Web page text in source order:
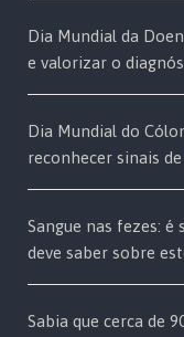
Dia Mundial da
e valorizar o
Dia Mundial do
reconhecer sinais
Sangue nas fezes:
deve saber sobre
Sabia que cerca de